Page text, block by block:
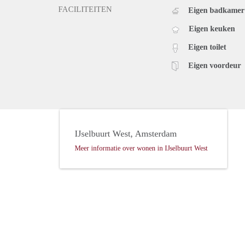
FACILITEITEN Eigen badkamer
Eigen keuken
Eigen toilet
Eigen voordeur
IJselbuurt West, Amsterdam
Meer informatie over wonen in IJselbuurt West